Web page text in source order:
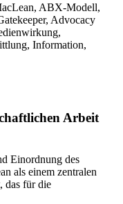
ABX-Modell,
Advocacy
Information,
Arbeit
Einordnung des
als einem zentralen
das für die